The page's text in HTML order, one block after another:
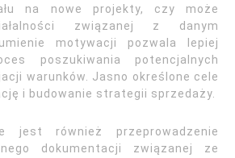
na nowe projekty, czy może
związanej z danym
motywacji pozwala lepiej
poszukiwania potencjalnych
warunków. Jasno określone cele
i budowanie strategii sprzedaży.
jest również przeprowadzenie
dokumentacji związanej ze